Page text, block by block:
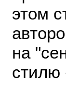
этом
на
стилю